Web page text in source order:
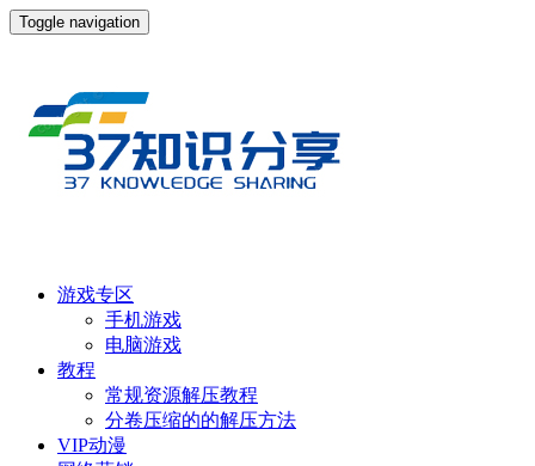
Toggle navigation
游戏专区
手机游戏
电脑游戏
教程
常规资源解压教程
分卷压缩的的解压方法
VIP动漫